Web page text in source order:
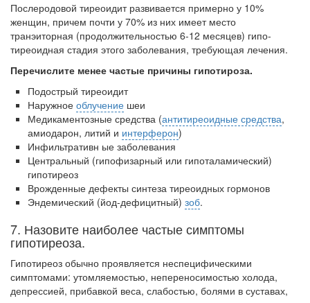
Послеродовой тиреоидит развивается примерно у 10%
женщин, причем почти у 70% из них имеет место
транэиторная (продолжительностью 6-12 месяцев) гипо­
тиреоидная стадия этого заболевания, требующая лечения.
Перечислите менее частые причины гипотироза.
Подострый тиреоидит
Наружное облучение шеи
Медикаментозные средства (антитиреоидные средства,
амиодарон, литий и интерферон)
Инфильтративн ые заболевания
Центральный (гипофизарный или гипоталамический)
гипотиреоз
Врожденные дефекты синтеза тиреоидных гормонов
Эндемический (йод-дефицитный) зоб.
7. Назовите наиболее частые симптомы
гипотиреоза.
Гипотиреоз обычно проявляется неспецифическими
симптомами: утомляемос­тью, непереносимостью холода,
депрессией, прибавкой веса, слабостью, болями в су­ставах,